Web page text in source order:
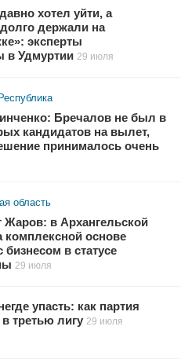
хотел уйти, а
держали на
эксперты
в Удмуртии 29 июля
Бречалов не был в
кандидатов на вылет,
принималось очень
область
Жаров: в Архангельской
комплексной основе
бизнесом в статусе
29 июля
упасть: как партия
третью лигу 29 июля